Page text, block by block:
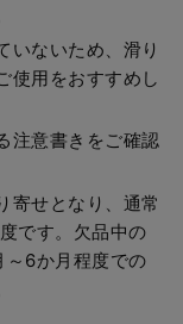
いないため、滑り
使用をおすすめし
注意書きをご確認
寄せとなり、通常
です。欠品中の
6か月程度での